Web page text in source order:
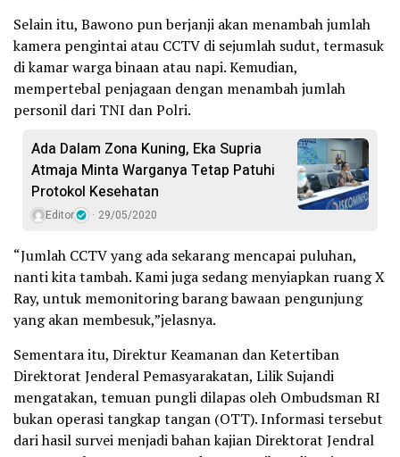
Selain itu, Bawono pun berjanji akan menambah jumlah
kamera pengintai atau CCTV di sejumlah sudut, termasuk
di kamar warga binaan atau napi. Kemudian,
mempertebal penjagaan dengan menambah jumlah
personil dari TNI dan Polri.
Ada Dalam Zona Kuning, Eka Supria
Atmaja Minta Warganya Tetap Patuhi
Protokol Kesehatan
Editor 29/05/2020
“Jumlah CCTV yang ada sekarang mencapai puluhan,
nanti kita tambah. Kami juga sedang menyiapkan ruang X
Ray, untuk memonitoring barang bawaan pengunjung
yang akan membesuk,”jelasnya.
Sementara itu, Direktur Keamanan dan Ketertiban
Direktorat Jenderal Pemasyarakatan, Lilik Sujandi
mengatakan, temuan pungli dilapas oleh Ombudsman RI
bukan operasi tangkap tangan (OTT). Informasi tersebut
dari hasil survei menjadi bahan kajian Direktorat Jendral